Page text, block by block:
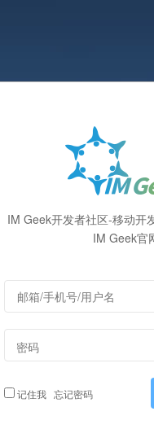
IM Geek开发者社区-移动开
IM Geek官
密码
记住我 忘记密码